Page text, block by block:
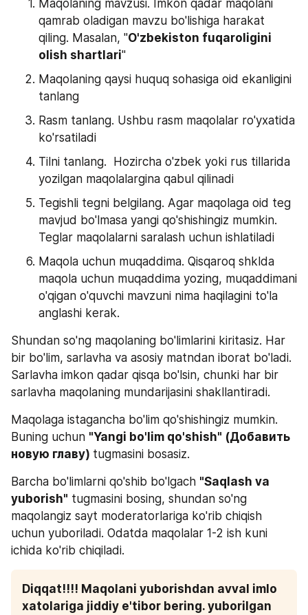
Maqolaning mavzusi. Imkon qadar maqolani
qamrab oladigan mavzu bo'lishiga harakat
qiling. Masalan, "O'zbekiston fuqaroligini
olish shartlari"
Maqolaning qaysi huquq sohasiga oid ekanligini
tanlang
Rasm tanlang. Ushbu rasm maqolalar ro'yxatida
ko'rsatiladi
Tilni tanlang.  Hozircha o'zbek yoki rus tillarida
yozilgan maqolalargina qabul qilinadi
Tegishli tegni belgilang. Agar maqolaga oid teg
mavjud bo'lmasa yangi qo'shishingiz mumkin.
Teglar maqolalarni saralash uchun ishlatiladi
Maqola uchun muqaddima. Qisqaroq shklda
maqola uchun muqaddima yozing, muqaddimani
o'qigan o'quvchi mavzuni nima haqilagini to'la
anglashi kerak.
Shundan so'ng maqolaning bo'limlarini kiritasiz. Har
bir bo'lim, sarlavha va asosiy matndan iborat bo'ladi.
Sarlavha imkon qadar qisqa bo'lsin, chunki har bir
sarlavha maqolaning mundarijasini shakllantiradi.
Maqolaga istagancha bo'lim qo'shishingiz mumkin.
Buning uchun "Yangi bo'lim qo'shish" (Добавить
новую главу) tugmasini bosasiz.
Barcha bo'limlarni qo'shib bo'lgach "Saqlash va
yuborish" tugmasini bosing, shundan so'ng
maqolangiz sayt moderatorlariga ko'rib chiqish
uchun yuboriladi. Odatda maqolalar 1-2 ish kuni
ichida ko'rib chiqiladi.
Diqqat!!!! Maqolani yuborishdan avval imlo
xatolariga jiddiy e'tibor bering. yuborilgan